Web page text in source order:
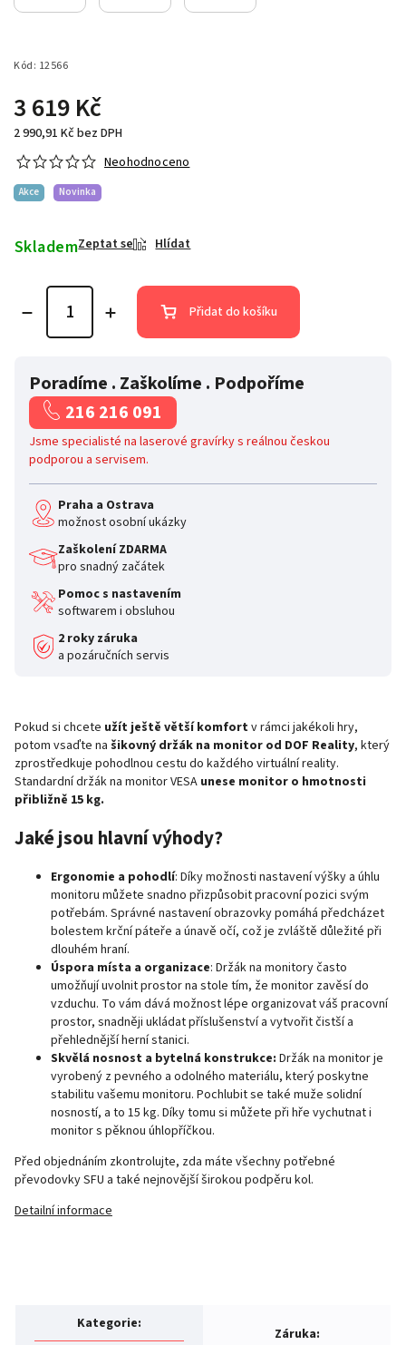
Kód: 12566
3 619 Kč
2 990,91 Kč bez DPH
Akce Novinka
Neohodnoceno
SklademZeptat se Hlídat
Přidat do košíku
Poradíme . Zaškolíme . Podpoříme
216 216 091
Jsme specialisté na laserové gravírky s reálnou českou
podporou a servisem.
Praha a Ostrava
možnost osobní ukázky
Zaškolení ZDARMA
pro snadný začátek
Pomoc s nastavením
softwarem i obsluhou
2 roky záruka
a pozáručních servis
Pokud si chcete užít ještě větší komfortv rámci jakékoli hry,
potom vsaďte na šikovný držák na monitor od DOF Reality, který
zprostředkuje pohodlnou cestu do každého virtuální reality.
Standardní držák na monitor VESAunese monitor o hmotnosti
přibližně 15 kg.
Jaké jsou hlavní výhody?
Ergonomie a pohodlí: Díky možnosti nastavení výšky a úhlu
monitoru můžete snadno přizpůsobit pracovní pozici svým
potřebám. Správné nastavení obrazovky pomáhá předcházet
bolestem krční páteře a únavě očí, což je zvláště důležité při
dlouhém hraní.
Úspora místa a organizace: Držák na monitory často
umožňují uvolnit prostor na stole tím, že monitor zavěsí do
vzduchu. To vám dává možnost lépe organizovat váš pracovní
prostor, snadněji ukládat příslušenství a vytvořit čistší a
přehlednější herní stanici.
Skvělá nosnost a bytelná konstrukce: Držák na monitor je
vyrobený z pevného a odolného materiálu, který poskytne
stabilitu vašemu monitoru. Pochlubit se také muže solidní
nosností, a to 15 kg. Díky tomu si můžete při hře vychutnat i
monitor s pěknou úhlopříčkou.
Před objednáním zkontrolujte, zda máte všechny potřebné
převodovky SFU a také nejnovější širokou podpěru kol.
Detailní informace
Kategorie:
Záruka: